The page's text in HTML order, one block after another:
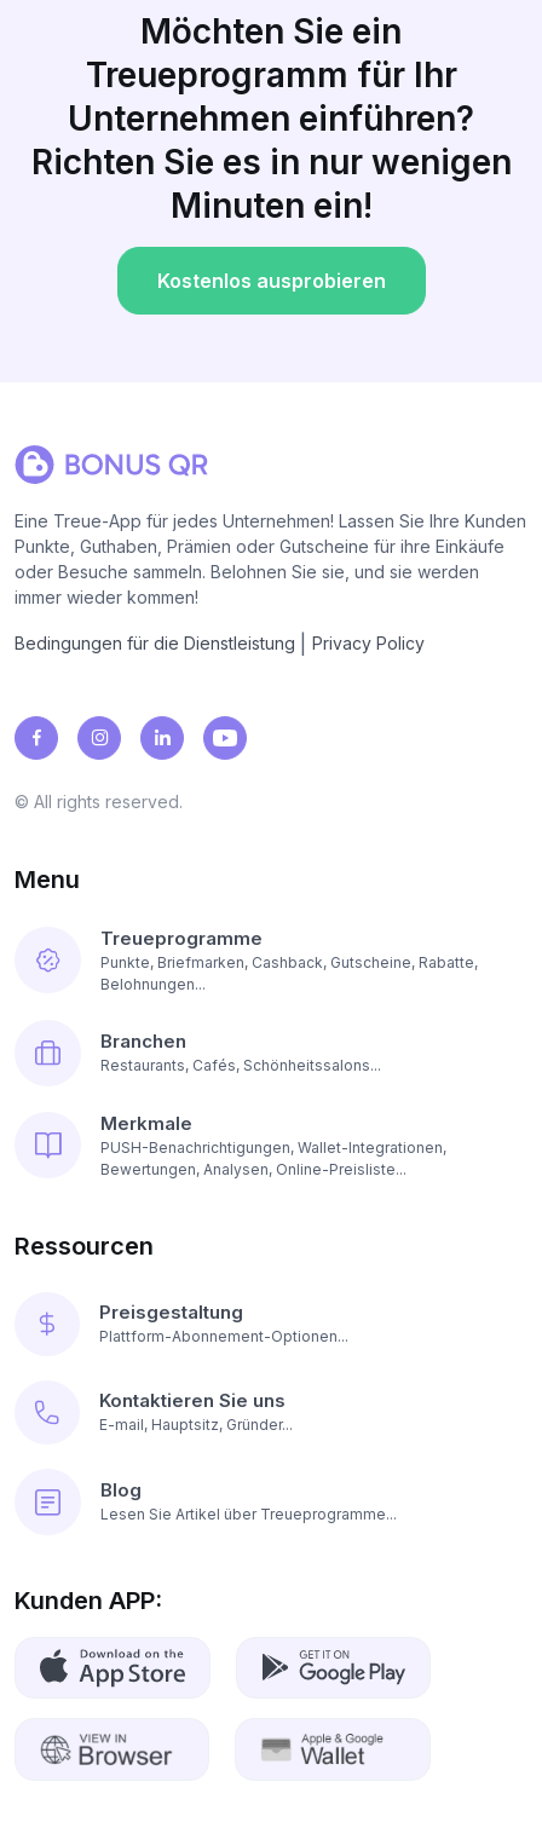
Möchten Sie ein
Treueprogramm für Ihr
Unternehmen einführen?
Richten Sie es in nur wenigen
Minuten ein!
Kostenlos ausprobieren
Eine Treue-App für jedes Unternehmen! Lassen Sie Ihre Kunden
Punkte, Guthaben, Prämien oder Gutscheine für ihre Einkäufe
oder Besuche sammeln. Belohnen Sie sie, und sie werden
immer wieder kommen!
Bedingungen für die Dienstleistung Privacy Policy
© All rights reserved.
Menu
Treueprogramme
Punkte, Briefmarken, Cashback, Gutscheine, Rabatte,
Belohnungen...
Branchen
Restaurants, Cafés, Schönheitssalons...
Merkmale
PUSH-Benachrichtigungen, Wallet-Integrationen,
Bewertungen, Analysen, Online-Preisliste...
Ressourcen
Preisgestaltung
Plattform-Abonnement-Optionen...
Kontaktieren Sie uns
E-mail, Hauptsitz, Gründer...
Blog
Lesen Sie Artikel über Treueprogramme...
Kunden APP: